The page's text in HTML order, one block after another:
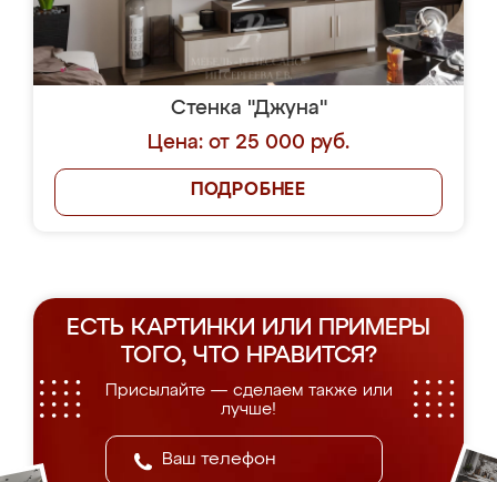
Стенка "Джуна"
Цена: от 25 000 руб.
ПОДРОБНЕЕ
ЕСТЬ КАРТИНКИ ИЛИ ПРИМЕРЫ
ТОГО, ЧТО НРАВИТСЯ?
Присылайте — сделаем также или
лучше!